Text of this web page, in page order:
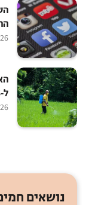
ל-ALS?
נושאים